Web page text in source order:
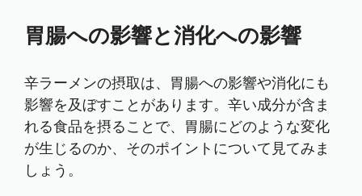
胃腸への影響と消化への影響
辛ラーメンの摂取は、胃腸への影響や消化にも
影響を及ぼすことがあります。辛い成分が含ま
れる食品を摂ることで、胃腸にどのような変化
が生じるのか、そのポイントについて見てみま
しょう。